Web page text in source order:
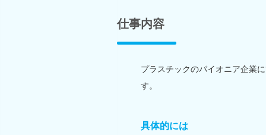
仕事内容
プラスチックのパイオニア企業
す。
具体的には